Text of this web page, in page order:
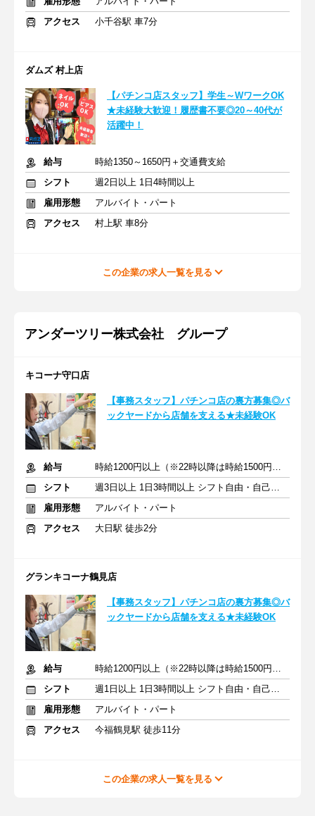
アクセス
小千谷駅 車7分
ダムズ 村上店
【パチンコ店スタッフ】学生～WワークOK
★未経験大歓迎！履歴書不要◎20～40代が
活躍中！
給与
時給1350～1650円＋交通費支給
シフト
週2日以上 1日4時間以上
雇用形態
アルバイト・パート
アクセス
村上駅 車8分
この企業の求人一覧を見る
アンダーツリー株式会社 グループ
キコーナ守口店
【事務スタッフ】パチンコ店の裏方募集◎バ
ックヤードから店舗を支える★未経験OK
給与
時給1200円以上（※22時以降は時給1500円以上）+交通費
シフト
週3日以上 1日3時間以上 シフト自由・自己申告
雇用形態
アルバイト・パート
アクセス
大日駅 徒歩2分
グランキコーナ鶴見店
【事務スタッフ】パチンコ店の裏方募集◎バ
ックヤードから店舗を支える★未経験OK
給与
時給1200円以上（※22時以降は時給1500円以上）+交通費
シフト
週1日以上 1日3時間以上 シフト自由・自己申告
雇用形態
アルバイト・パート
アクセス
今福鶴見駅 徒歩11分
この企業の求人一覧を見る